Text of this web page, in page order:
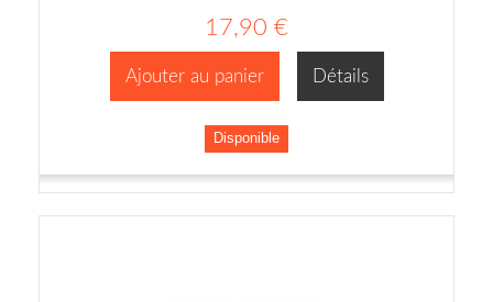
17,90 €
Ajouter au panier Détails
Disponible